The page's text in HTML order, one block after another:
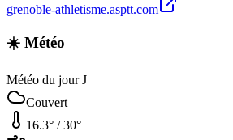
grenoble-athletisme.asptt.com
☀️ Météo
Météo du jour J
Couvert
16.3° /30°